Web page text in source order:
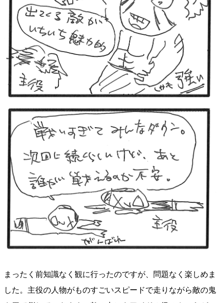
まったく前知識なく観に行ったのですが、問題なく楽しめま
した。主役の人物がものすごいスピードで走りながら敵の鬼